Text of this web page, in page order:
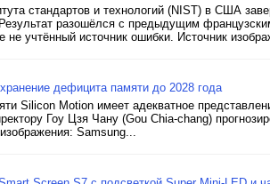
стандартов и технологий (NIST) в США
Результат разошёлся с предыдущим
не учтённый источник ошибки. Источник
дефицита памяти до 2028 года
Silicon Motion имеет адекватное
Гоу Цзя Чану (Gou Chia-chang)
Samsung...